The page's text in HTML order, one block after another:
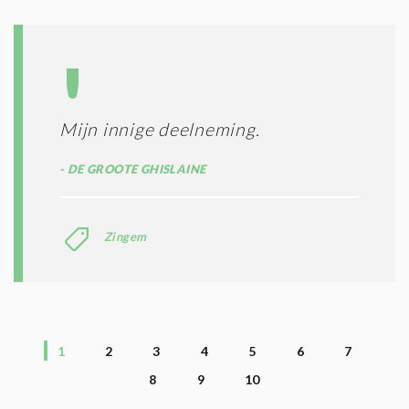
Mijn innige deelneming.
DE GROOTE GHISLAINE
Zingem
1 2 3 4 5 6
7
8
9 10